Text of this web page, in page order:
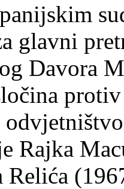
glavni
Davora
Rajka
Relića